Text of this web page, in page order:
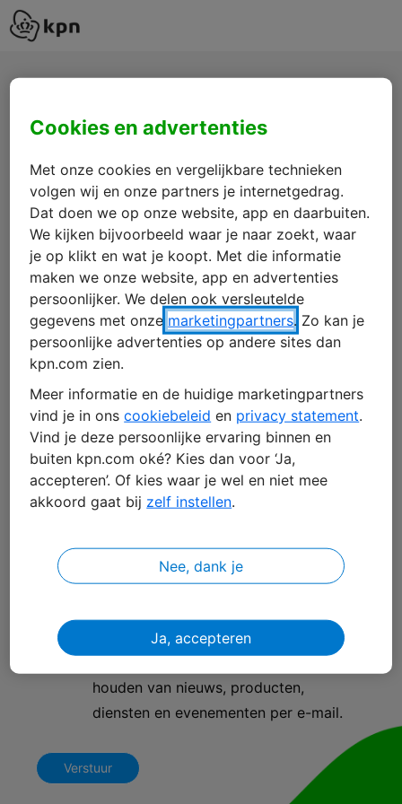
Download Factsheet
Voornaam
Tussenvoegsel(s)
Achternaam
Bedrijfsnaam
Zakelijk e-mailadres
Telefoonnummer
Ja, KPN mag mij op de hoogte
houden van nieuws, producten,
diensten en evenementen per e-mail.
Cookies en advertenties
Met onze cookies en vergelijkbare technieken
volgen wij en onze partners je internetgedrag.
Dat doen we op onze website, app en daarbuiten.
We kijken bijvoorbeeld waar je naar zoekt, waar
je op klikt en wat je koopt. Met die informatie
maken we onze website, app en advertenties
persoonlijker. We delen ook versleutelde
gegevens met onze marketingpartners. Zo kan je
persoonlijke advertenties op andere sites dan
kpn.com zien.
Meer informatie en de huidige marketingpartners
vind je in ons cookiebeleid en privacy statement.
Vind je deze persoonlijke ervaring binnen en
buiten kpn.com oké? Kies dan voor ‘Ja,
accepteren’. Of kies waar je wel en niet mee
akkoord gaat bij zelf instellen.
Nee, dank je
Ja, accepteren